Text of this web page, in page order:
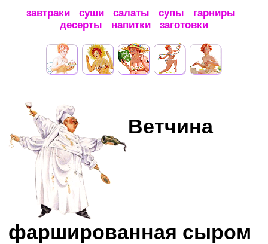
завтраки суши салаты супы
гарниры
десерты
напитки заготовки
Ветчина
фаршированная сыром